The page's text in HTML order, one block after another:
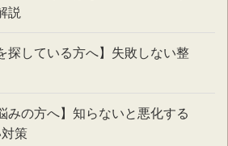
説
探している方へ】失敗しない整
みの方へ】知らないと悪化する
策